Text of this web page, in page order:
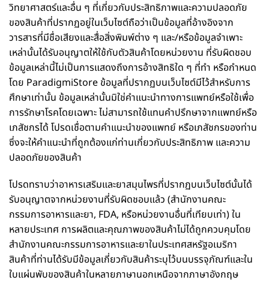
วิทยาศาสตร์และอื่น ๆ ที่เกี่ยวกับประสิทธิภาพและความปลอดภัย
ของสินค้าที่ปรากฏอยู่ในเว็บไซต์ถือว่าเป็นข้อมูลที่อ้างอิงจาก
วารสารที่มีชื่อเสียงและสื่อสิ่งพิมพ์ต่าง ๆ และ/หรือข้อมูลจำเพาะ
เหล่านั้นได้รับอนุญาตให้ใช้กับตัวสินค้าโดยหน่วยงาน ที่รับผิดชอบ
ข้อมูลเหล่านี้ไม่เป็นการแสดงถึงการอ้างสิทธิใด ๆ ที่ทำ หรือกำหนด
โดย ParadigmiStore ข้อมูลที่ปรากฏบนเว็บไซต์มีไว้สำหรับการ
ศึกษาเท่านั้น ข้อมูลเหล่านั้นมิใช่คำแนะนำทางการแพทย์หรือใช้เพื่อ
การรักษาโรคโดยเฉพาะ ไม่สามารถใช้แทนคำปรึกษาจากแพทย์หรือ
เภสัชกรได้ โปรดเชื่อตามคำแนะนำของแพทย์ หรือเภสัชกรของท่าน
ซึ่งจะให้คำแนะนำที่ถูกต้องแก่ท่านเกี่ยวกับประสิทธิภาพ และความ
ปลอดภัยของสินค้า
โปรดทราบว่าอาหารเสริมและยาสมุนไพรที่ปรากฏบนเว็บไซต์นั้นได้
รับอนุญาตจากหน่วยงานที่รับผิดชอบแล้ว (สำนักงานคณะ
กรรมการอาหารและยา, FDA, หรือหน่วยงานอื่นที่เทียบเท่า) ใน
หลายประเทศ การผลิตและคุณภาพของสินค้าไม่ได้ถูกควบคุมโดย
สำนักงานคณะกรรมการอาหารและยาในประเทศสหรัฐอเมริกา
สินค้าที่ท่านได้รับมีข้อมูลเกี่ยวกับสินค้าระบุไว้บนบรรจุภัณฑ์และใน
ใบแผ่นพับของสินค้าในหลายภาษานอกเหนือจากภาษาอังกฤษ